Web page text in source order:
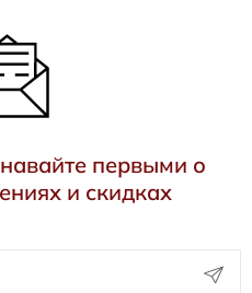
первыми о
и скидках